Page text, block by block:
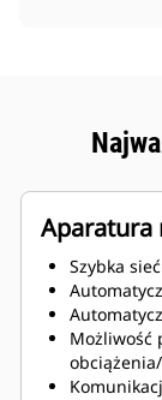
Aparatura
Szybka
Możliwość